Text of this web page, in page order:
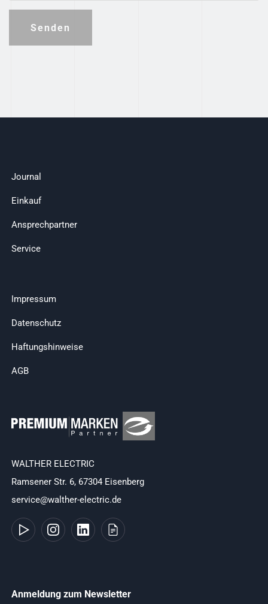
Senden
Journal
Einkauf
Ansprechpartner
Service
Impressum
Datenschutz
Haftungshinweise
AGB
WALTHER ELECTRIC
Ramsener Str. 6, 67304 Eisenberg
service@walther-electric.de
Anmeldung zum Newsletter